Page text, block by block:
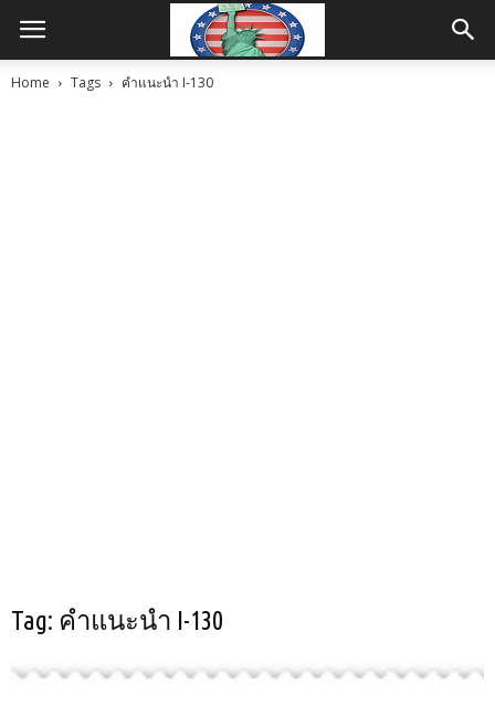
Home Tags คำแนะนำ I-130
Tag: คำแนะนำ I-130